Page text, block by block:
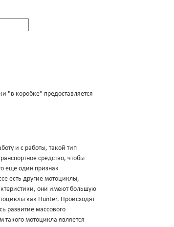
"в коробке" предоставляется
и с работы, такой тип
средство, чтобы
еще один признак
есть другие мотоциклы,
они имеют большую
как Hunter. Происходят
развитие массового
мотоцикла является